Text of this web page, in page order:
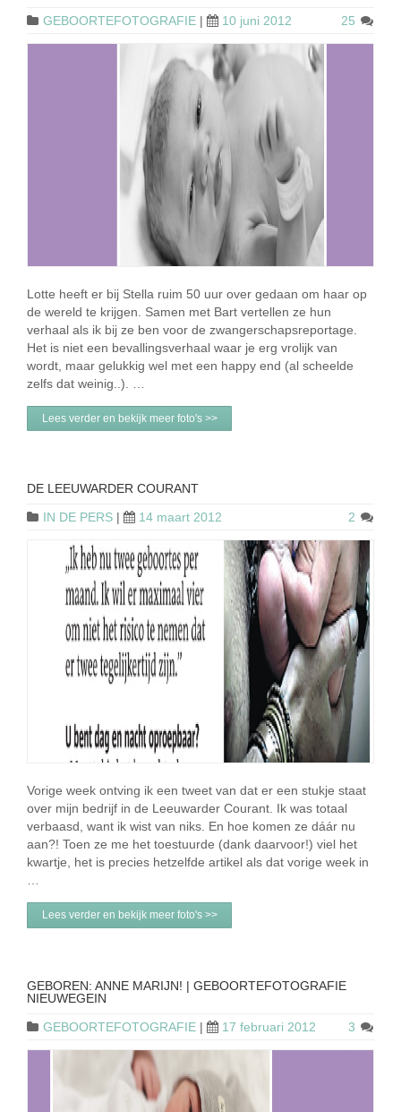
GEBOORTEFOTOGRAFIE | 10 juni 2012 25
Lotte heeft er bij Stella ruim 50 uur over gedaan om haar op
de wereld te krijgen. Samen met Bart vertellen ze hun
verhaal als ik bij ze ben voor de zwangerschapsreportage.
Het is niet een bevallingsverhaal waar je erg vrolijk van
wordt, maar gelukkig wel met een happy end (al scheelde
zelfs dat weinig..). …
Lees verder en bekijk meer foto's >>
DE LEEUWARDER COURANT
IN DE PERS | 14 maart 2012 2
Vorige week ontving ik een tweet van dat er een stukje staat
over mijn bedrijf in de Leeuwarder Courant. Ik was totaal
verbaasd, want ik wist van niks. En hoe komen ze dáár nu
aan?! Toen ze me het toestuurde (dank daarvoor!) viel het
kwartje, het is precies hetzelfde artikel als dat vorige week in
Lees verder en bekijk meer foto's >>
GEBOREN: ANNE MARIJN! | GEBOORTEFOTOGRAFIE
NIEUWEGEIN
GEBOORTEFOTOGRAFIE | 17 februari 2012 3